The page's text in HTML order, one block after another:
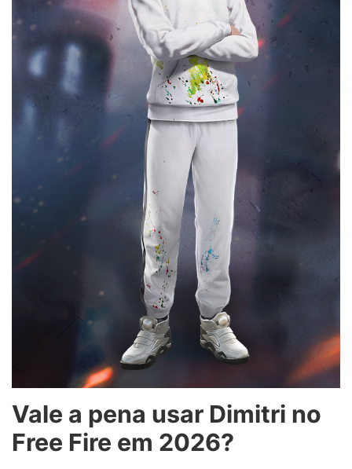
Vale a pena usar Dimitri no
Free Fire em 2026?